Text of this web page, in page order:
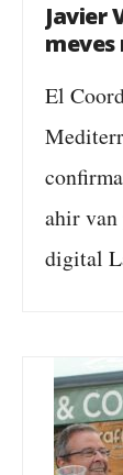
Javier
El
ahir
digital